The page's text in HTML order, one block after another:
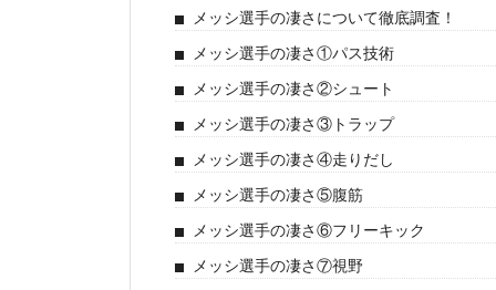
メッシ選手の凄さについて徹底調査！
メッシ選手の凄さ①パス技術
メッシ選手の凄さ②シュート
メッシ選手の凄さ③トラップ
メッシ選手の凄さ④走りだし
メッシ選手の凄さ⑤腹筋
メッシ選手の凄さ⑥フリーキック
メッシ選手の凄さ⑦視野